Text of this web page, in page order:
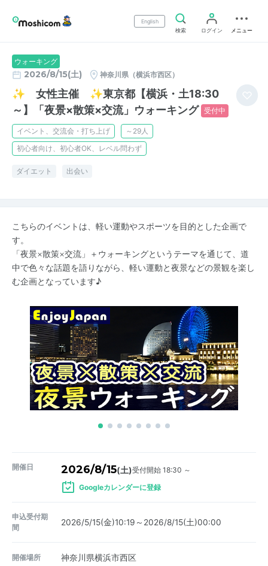
English
検索
ログイン メニュー
ウォーキング
2026/8/15(土) 神奈川県（横浜市西区）
✨ 女性主催 ✨東京都【横浜・土18:30
～】「夜景×散策×交流」ウォーキング 受付中
イベント、交流会・打ち上げ
～29人
初心者向け、初心者OK、レベル問わず
ダイエット 出会い
こちらのイベントは、軽い運動やスポーツを目的とした企画で
す。
「夜景×散策×交流」＋ウォーキングというテーマを通じて、道
中で色々な話題を語りながら、軽い運動と夜景などの景観を楽し
む企画となっています♪
開催日 2026/8/15(土)受付開始 18:30 ～
Googleカレンダーに登録
申込受付期
間
2026/5/15(金)10:19～2026/8/15(土)00:00
開催場所 神奈川県横浜市西区